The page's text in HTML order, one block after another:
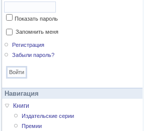
Показать пароль
Запомнить меня
Регистрация
Забыли пароль?
Навигация
Книги
Издательские серии
Премии